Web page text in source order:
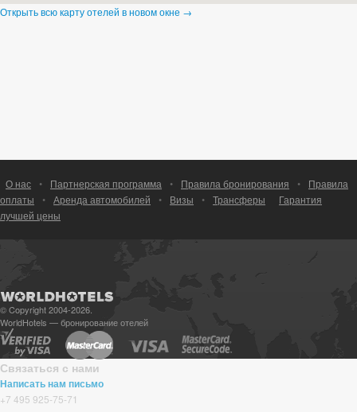
Открыть всю карту отелей в новом окне →
О нас • Партнерская программа • Правила бронирования •
Правила
оплаты
• Аренда автомобилей • Визы • Трансферы
Гарантия
лучшей цены
© Copyright 2004-2026.
WorldHotels — бронирование отелей
Связаться с нами
Написать нам письмо
+7 495 925-75-71